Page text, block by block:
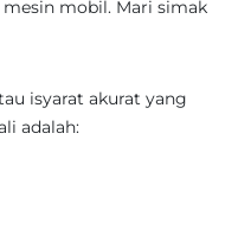
mobil. Mari simak
isyarat akurat yang
adalah: